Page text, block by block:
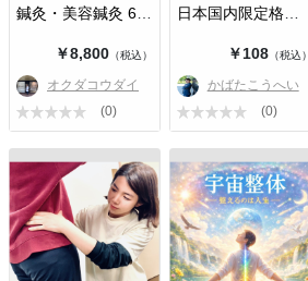
￥8,800（税込）
オクダコウダイ
(0)
日本国内限定格安航空券
￥108 （税込）
かばたこうへい
(0)